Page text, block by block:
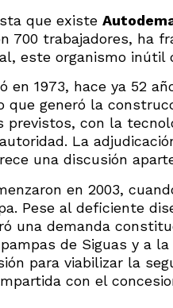
que existe
700 trabajadores, ha
este organismo inútil
en 1973, hace ya 52
que generó la
previstos, con la
La
una discusión
en 2003,
Pese al deficiente
una demanda
de Siguas y a
para viabilizar la
con el